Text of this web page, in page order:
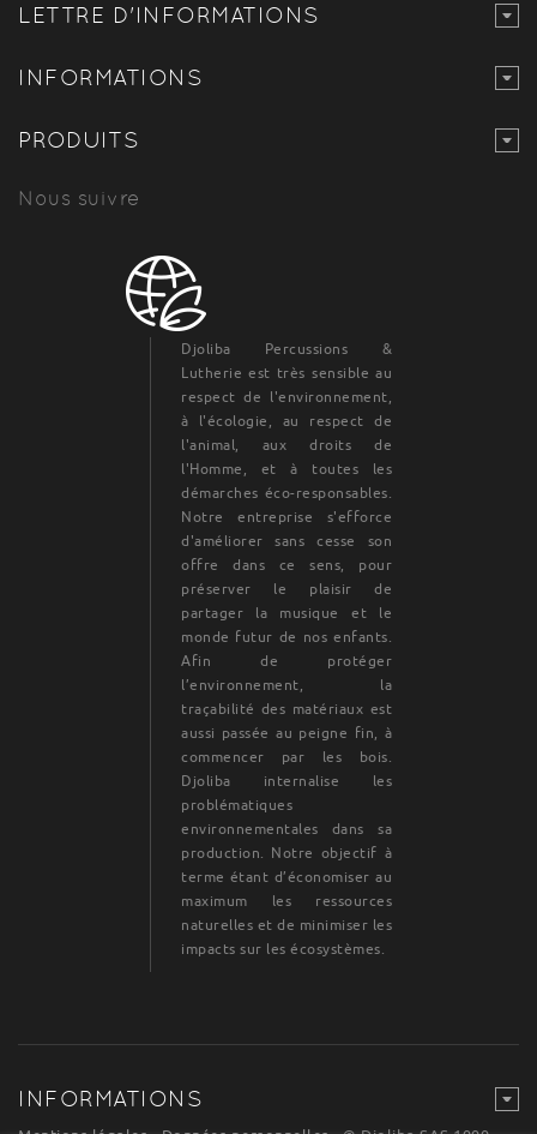
LETTRE D'INFORMATIONS
INFORMATIONS
PRODUITS
Nous suivre
Djoliba Percussions &
Lutherie est très sensible au
respect de l'environnement,
à l'écologie, au respect de
l'animal, aux droits de
l'Homme, et à toutes les
démarches éco-responsables.
Notre entreprise s'efforce
d'améliorer sans cesse son
offre dans ce sens, pour
préserver le plaisir de
partager la musique et le
monde futur de nos enfants.
Afin de protéger
l’environnement, la
traçabilité des matériaux est
aussi passée au peigne fin, à
commencer par les bois.
Djoliba internalise les
problématiques
environnementales dans sa
production. Notre objectif à
terme étant d’économiser au
maximum les ressources
naturelles et de minimiser les
impacts sur les écosystèmes.
INFORMATIONS